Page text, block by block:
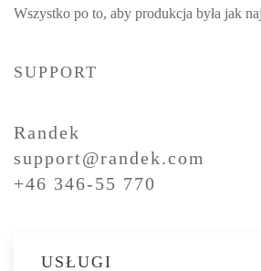
Wszystko po to, aby produkcja była jak
SUPPORT
Randek
support@randek.com
+46 346-55 770
USŁUGI